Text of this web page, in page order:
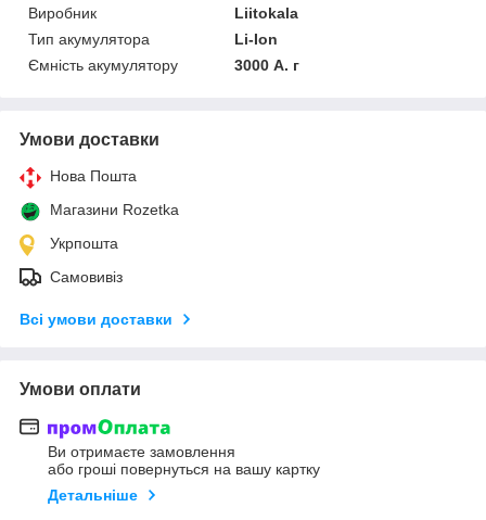
Виробник
Liitokala
Тип акумулятора
Li-Ion
Ємність акумулятору
3000 А. г
Умови доставки
Нова Пошта
Магазини Rozetka
Укрпошта
Самовивіз
Всі умови доставки
Умови оплати
Ви отримаєте замовлення
або гроші повернуться на вашу картку
Детальніше